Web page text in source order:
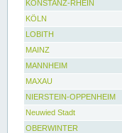
KONSTANZ-RHEIN
KÖLN
LOBITH
MAINZ
MANNHEIM
MAXAU
NIERSTEIN-OPPENHEIM
Neuwied Stadt
OBERWINTER